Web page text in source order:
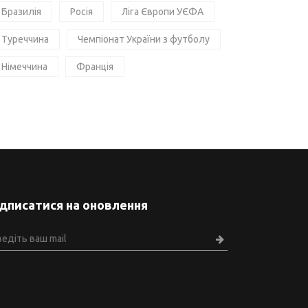
Бразилія Росія Ліга Європи УЄФА
Туреччина Чемпіонат України з футболу
Німеччина Франція
на оновлення